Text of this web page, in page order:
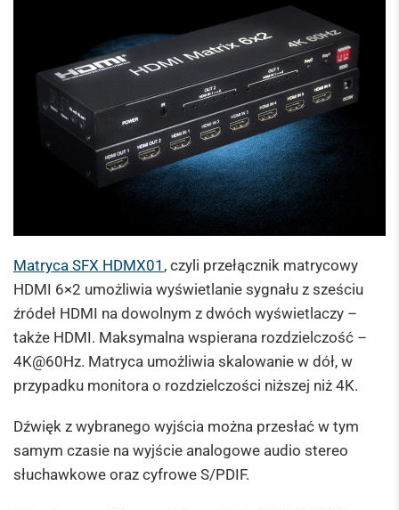
Matryca SFX HDMX01 , czyli przełącznik matrycowy
HDMI 6×2 umożliwia wyświetlanie sygnału z sześciu
źródeł HDMI na dowolnym z dwóch wyświetlaczy –
także HDMI. Maksymalna wspierana rozdzielczość –
4K@60Hz. Matryca umożliwia skalowanie w dół, w
przypadku monitora o rozdzielczości niższej niż 4K.
Dźwięk z wybranego wyjścia można przesłać w tym
samym czasie na wyjście analogowe audio stereo
słuchawkowe oraz cyfrowe S/PDIF.